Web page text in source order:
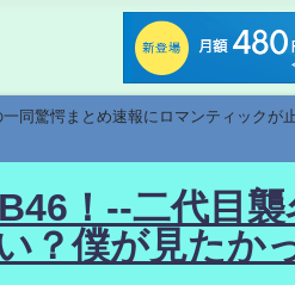
同驚愕まとめ速報にロマンティック
！--二代目
？僕が見たか